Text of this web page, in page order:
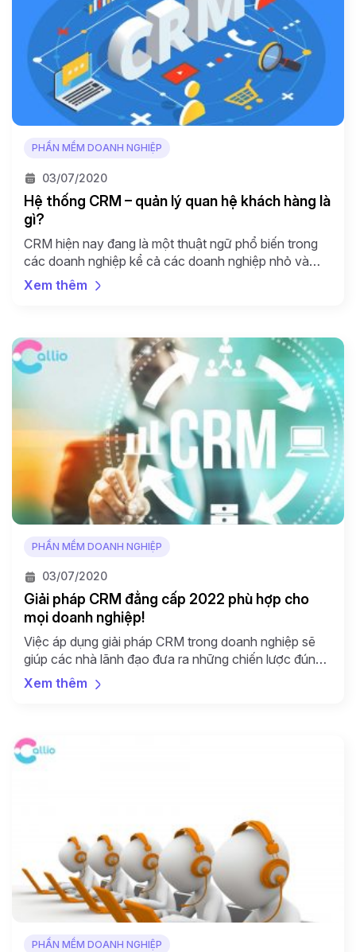
PHẦN MỀM DOANH NGHIỆP
03/07/2020
Hệ thống CRM – quản lý quan hệ khách hàng là
gì?
CRM hiện nay đang là một thuật ngữ phổ biến trong
các doanh nghiệp kể cả các doanh nghiệp nhỏ và
vừa. Cùng Callio tìm hiểu về định nghĩa CRM là gì và
mục tiêu của CRM. Định nghĩa CRM là gì? CRM là gì?
Xem thêm
PHẦN MỀM DOANH NGHIỆP
03/07/2020
Giải pháp CRM đẳng cấp 2022 phù hợp cho
mọi doanh nghiệp!
Việc áp dụng giải pháp CRM trong doanh nghiệp sẽ
giúp các nhà lãnh đạo đưa ra những chiến lược đúng
đắn và hiệu quả hơn trong việc quản trị hoạt động
kinh doanh của mình. Cũng giống như các nền tảng
Xem thêm
PHẦN MỀM DOANH NGHIỆP